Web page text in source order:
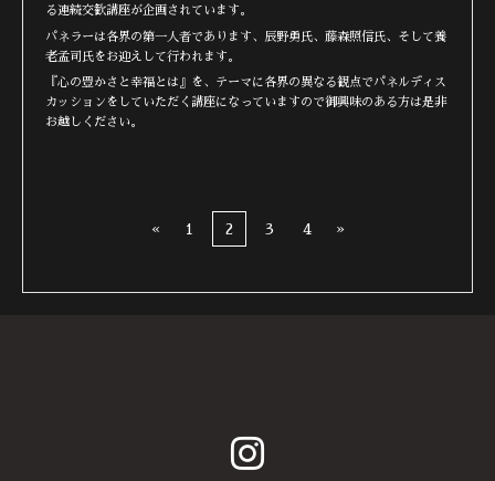
る連続交歓講座が企画されています。
パネラーは各界の第一人者であります、辰野勇氏、藤森照信氏、そして養
老孟司氏をお迎えして行われます。
『心の豊かさと幸福とは』を、テーマに各界の異なる観点でパネルディス
カッションをしていただく講座になっていますので御興味のある方は是非
お越しください。
« 1 2 3 4 »